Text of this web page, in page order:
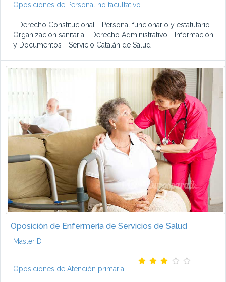
Oposiciones de Personal no facultativo
- Derecho Constitucional - Personal funcionario y estatutario -
Organización sanitaria - Derecho Administrativo - Información
y Documentos - Servicio Catalán de Salud
Oposición de Enfermería de Servicios de Salud
Master D
Oposiciones de Atención primaria